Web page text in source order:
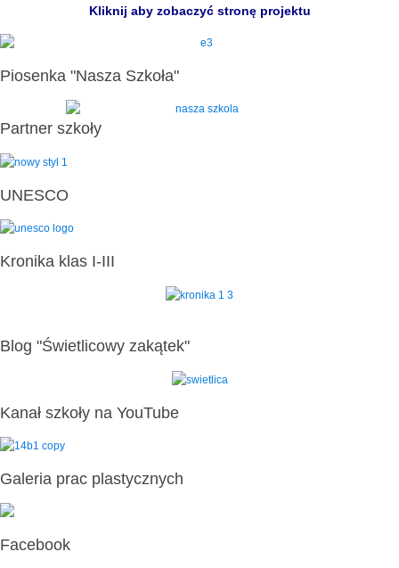
Kliknij aby zobaczyć stronę projektu
Piosenka "Nasza Szkoła"
Partner szkoły
UNESCO
Kronika klas I-III
Blog "Świetlicowy zakątek"
Kanał szkoły na YouTube
Galeria prac plastycznych
Facebook